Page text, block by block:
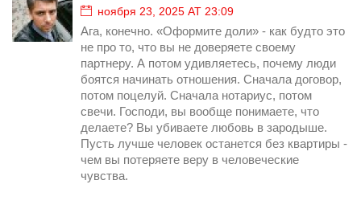
ноября 23, 2025 AT 23:09
Ага, конечно. «Оформите доли» - как будто это
не про то, что вы не доверяете своему
партнеру. А потом удивляетесь, почему люди
боятся начинать отношения. Сначала договор,
потом поцелуй. Сначала нотариус, потом
свечи. Господи, вы вообще понимаете, что
делаете? Вы убиваете любовь в зародыше.
Пусть лучше человек останется без квартиры -
чем вы потеряете веру в человеческие
чувства.